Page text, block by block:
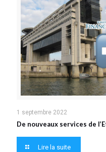
1 septembre 2022
De nouveaux services de
Lire la suite